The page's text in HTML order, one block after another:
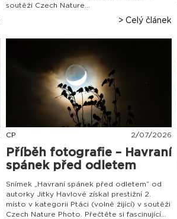
soutěži Czech Nature...
> Celý článek
CP 2/07/2026
Příběh fotografie – Havraní
spánek před odletem
Snímek „Havraní spánek před odletem“ od
autorky Jitky Havlové získal prestižní 2.
místo v kategorii Ptáci (volně žijící) v soutěži
Czech Nature Photo. Přečtěte si fascinující...